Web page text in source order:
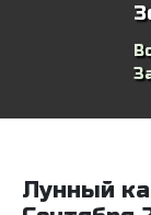
Лунный